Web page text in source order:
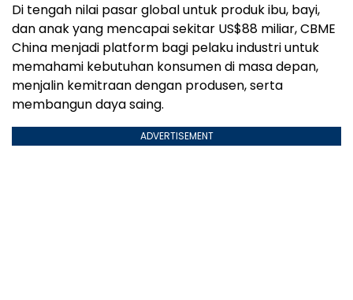
Di tengah nilai pasar global untuk produk ibu, bayi,
dan anak yang mencapai sekitar US$88 miliar, CBME
China menjadi platform bagi pelaku industri untuk
memahami kebutuhan konsumen di masa depan,
menjalin kemitraan dengan produsen, serta
membangun daya saing.
ADVERTISEMENT